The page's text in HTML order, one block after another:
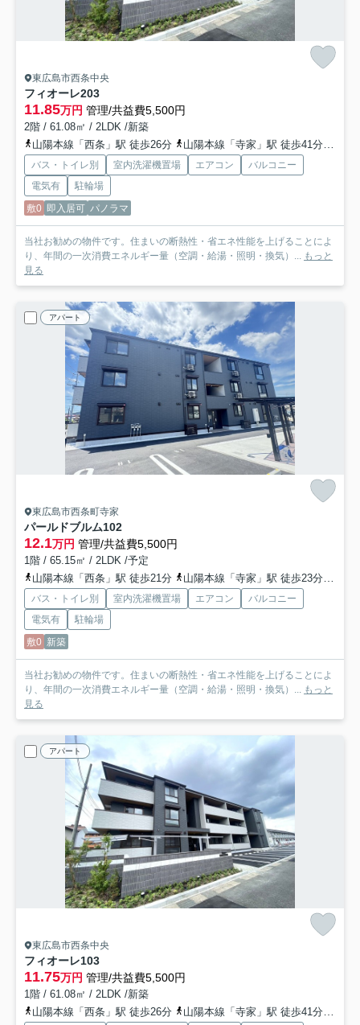
東広島市西条中央
フィオーレ203
11.85万円 管理/共益費5,500円
2階 / 61.08㎡ / 2LDK /新築
山陽本線「西条」駅 徒歩26分
山陽本線「寺家」駅 徒歩41分
バス・トイレ別 室内洗濯機置場 エアコン
バルコニー
電気有
駐輪場
敷0 即入居可 パノラマ
当社お勧めの物件です。住まいの断熱性・省エネ性能を上げることによ
り、年間の一次消費エネルギー量（空調・給湯・照明・換気）...
もっと
見る
アパート
東広島市西条町寺家
パールドブルム102
12.1万円 管理/共益費5,500円
1階 / 65.15㎡ / 2LDK /予定
山陽本線「西条」駅 徒歩21分
山陽本線「寺家」駅 徒歩23分
バス・トイレ別 室内洗濯機置場 エアコン
バルコニー
電気有
駐輪場
敷0 新築
当社お勧めの物件です。住まいの断熱性・省エネ性能を上げることによ
り、年間の一次消費エネルギー量（空調・給湯・照明・換気）...
もっと
見る
アパート
東広島市西条中央
フィオーレ103
11.75万円 管理/共益費5,500円
1階 / 61.08㎡ / 2LDK /新築
山陽本線「西条」駅 徒歩26分
山陽本線「寺家」駅 徒歩41分